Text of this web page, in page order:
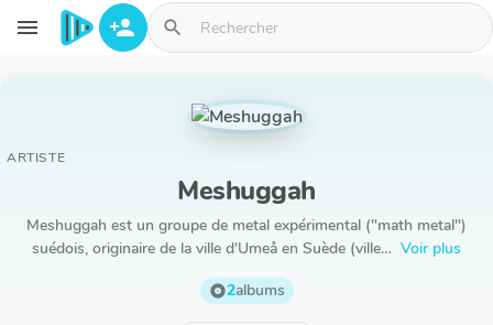
Aller au contenu principal
menu person_add search
ARTISTE
Meshuggah
Meshuggah est un groupe de metal expérimental ("math metal")
suédois, originaire de la ville d'Umeå en Suède (ville… Voir plus
album2albums